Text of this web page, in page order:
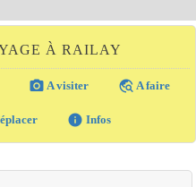
À RAILAY
photo_camera A visiter travel_explore A faire
info Infos